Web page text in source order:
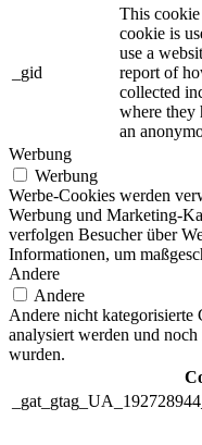
_gid
This
cookie is
use a
report of
collected
where they
an
Werbung
Werbung
Werbe-Cookies werden
Werbung und Marketing-
verfolgen Besucher über
Informationen, um
Andere
Andere
Andere nicht kategorisierte
analysiert werden und
wurden.